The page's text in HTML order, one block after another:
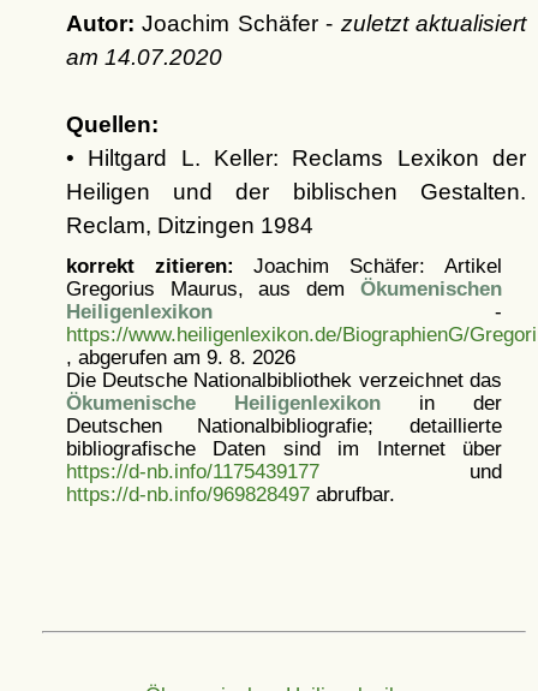
Autor: Joachim Schäfer - zuletzt aktualisiert
am 14.07.2020
Quellen:
• Hiltgard L. Keller: Reclams Lexikon der
Heiligen und der biblischen Gestalten.
Reclam, Ditzingen 1984
korrekt zitieren: Joachim Schäfer: Artikel
Gregorius Maurus, aus dem Ökumenischen
Heiligenlexikon-
https://www.heiligenlexikon.de/BiographienG/
, abgerufen am 9. 8. 2026
Die Deutsche Nationalbibliothek verzeichnet das
Ökumenische Heiligenlexikonin der
Deutschen Nationalbibliografie; detaillierte
bibliografische Daten sind im Internet über
https://d-nb.info/1175439177und
https://d-nb.info/969828497abrufbar.